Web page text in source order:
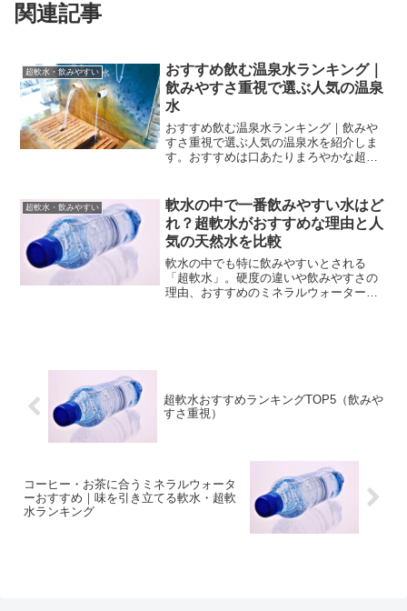
関連記事
超軟水・飲みやすい
おすすめ飲む温泉水ランキング｜
飲みやすさ重視で選ぶ人気の温泉
水
おすすめ飲む温泉水ランキング｜飲みや
すさ重視で選ぶ人気の温泉水を紹介しま
す。おすすめは口あたりまろやかな超軟
飲む際の注意点、よくある質問などをま
とめました。
超軟水・飲みやすい
軟水の中で一番飲みやすい水はど
れ？超軟水がおすすめな理由と人
気の天然水を比較
軟水の中でも特に飲みやすいとされる
「超軟水」。硬度の違いや飲みやすさの
理由、おすすめのミネラルウォーターを
超軟水おすすめランキングTOP5（飲みや
すさ重視）
コーヒー・お茶に合うミネラルウォータ
ーおすすめ｜味を引き立てる軟水・超軟
水ランキング